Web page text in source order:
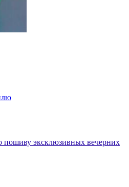
пошиву эксклюзивных вечерних